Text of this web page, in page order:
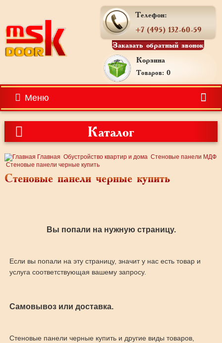
Телефон:
+7 (495) 132-60-59
Заказать обратный звонок
Корзина
Товаров: 0
Меню
Каталог
Главная Обустройство квартир и дома Стеновые панели МДФ
Стеновые панели черные купить
Стеновые панели черные купить
Вы попали на нужную страницу.
Если вы попали на эту страницу, значит у нас есть товар и
услуга соответствующая вашему запросу.
Самовывоз или доставка.
Стеновые панели черные купить и другие виды товаров,